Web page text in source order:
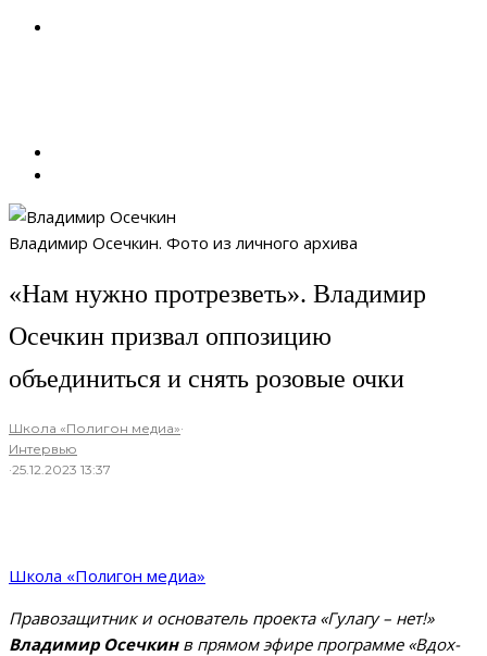
Владимир Осечкин. Фото из личного архива
«Нам нужно протрезветь». Владимир
Осечкин призвал оппозицию
объединиться и снять розовые очки
Школа «Полигон медиа»·
Интервью
·25.12.2023 13:37
Школа «Полигон медиа»
Правозащитник и основатель проекта «Гулагу – нет!»
Владимир Осечкинв прямом эфире программе «Вдох-